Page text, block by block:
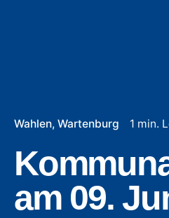
Wahlen Wartenburg 1 min.
am 09.